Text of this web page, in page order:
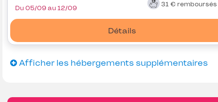
31 € remboursés
Détails
Du 05/09 au 12/09
Afficher les hébergements supplémentaires